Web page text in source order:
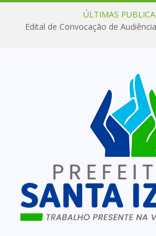
ÚLTIMAS
Edital de Convocação de